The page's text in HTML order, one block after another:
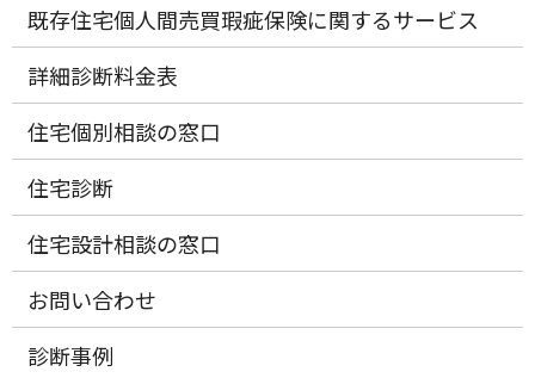
既存住宅個人間売買瑕疵保険に関するサービス
詳細診断料金表
住宅個別相談の窓口
住宅診断
住宅設計相談の窓口
お問い合わせ
診断事例